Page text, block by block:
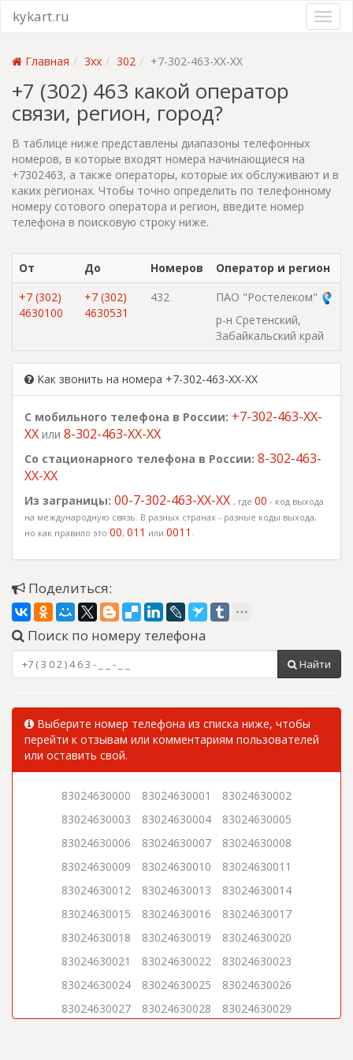
kykart.ru
Главная 3xx 302 +7-302-463-XX-XX
+7 (302) 463 какой оператор
связи, регион, город?
В таблице ниже представлены диапазоны телефонных
номеров, в которые входят номера начинающиеся на
+7302463, а также операторы, которые их обслуживают и в
каких регионах. Чтобы точно определить по телефонному
номеру сотового оператора и регион, введите номер
телефона в поисковую строку ниже.
От До Номеров
Оператор и регион
+7 (302)
4630100
+7 (302)
4630531
432
ПАО "Ростелеком"
р-н Сретенский,
Забайкальский край
Как звонить на номера +7-302-463-XX-XX
С мобильного телефона в России: +7-302-463-XX-
XX или 8-302-463-XX-XX
Со стационарного телефона в России: 8-302-463-
XX-XX
Из заграницы: 00-7-302-463-XX-XX , где 00 - код выхода
на международную связь. В разных странах - разные коды выхода,
но как правило это 00, 011 или 0011 .
Поделиться:
Поиск по номеру телефона
Найти
Выберите номер телефона из списка ниже, чтобы
перейти к отзывам или комментариям пользователей
или оставить свой.
83024630000 83024630001
83024630002
83024630003
83024630004
83024630005
83024630006
83024630007
83024630008
83024630009
83024630010
83024630011
83024630012
83024630013
83024630014
83024630015
83024630016
83024630017
83024630018
83024630019
83024630020
83024630021
83024630022
83024630023
83024630024
83024630025
83024630026
83024630027
83024630028
83024630029